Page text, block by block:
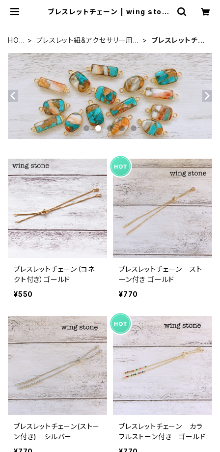
ブレスレットチェーン | wing stone
HOM
ブレスレット紐&アクセサリー用チ
ブレスレットチェ
ブレスレットチェーン（コネ
クト付き）ゴールド
¥550
ブレスレットチェーン スト
ーン付き ゴールド
¥770
ブレスレットチェーン(ストー
ン付き) シルバー
ブレスレットチェーン カラ
フルストーン付き ゴールド